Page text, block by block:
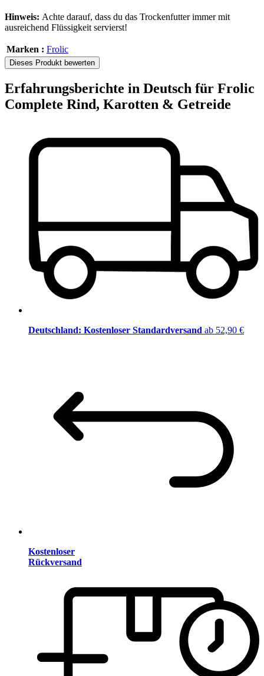
Hinweis: Achte darauf, dass du das Trockenfutter immer mit
ausreichend Flüssigkeit servierst!
Marken : Frolic
Dieses Produkt bewerten
Erfahrungsberichte in Deutsch für Frolic
Complete Rind, Karotten & Getreide
Deutschland: Kostenloser Standardversand ab 52,90 €
Kostenloser
Rückversand